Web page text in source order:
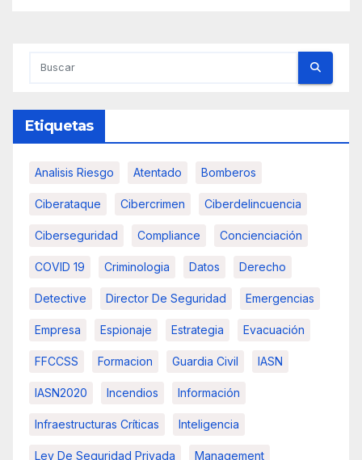
Etiquetas
Analisis Riesgo Atentado Bomberos
Ciberataque Cibercrimen Ciberdelincuencia
Ciberseguridad Compliance Concienciación
COVID 19 Criminologia Datos Derecho
Detective Director De Seguridad Emergencias
Empresa Espionaje Estrategia Evacuación
FFCCSS Formacion Guardia Civil IASN
IASN2020 Incendios Información
Infraestructuras Críticas Inteligencia
Ley De Seguridad Privada Management